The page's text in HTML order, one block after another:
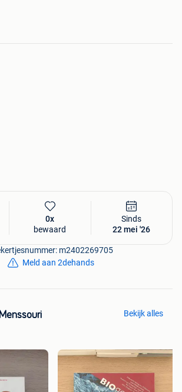
0x
bewaard
Sinds
22 mei '26
m2402269705
Meld aan 2dehands
Bekijk alles